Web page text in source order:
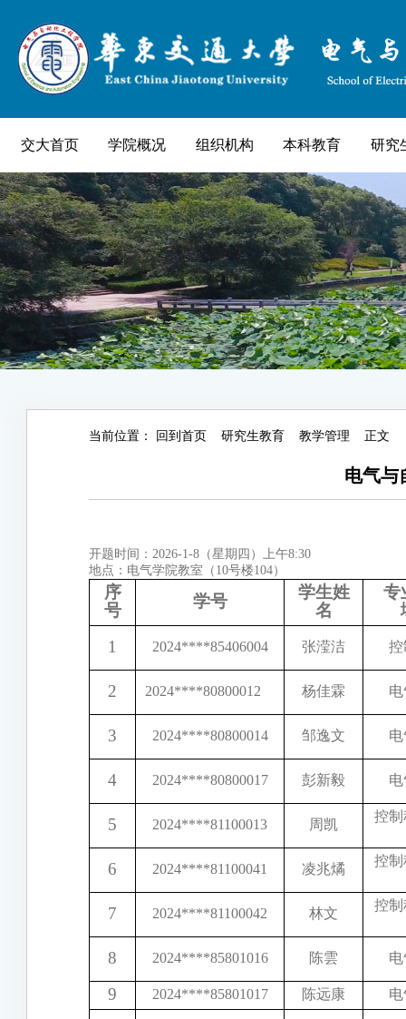
交大首页 学院概况 组织机构 本科教育 研究
当前位置： 回到首页 研究生教育 教学管理 正文
电气与
开题时间：2026-1-8（星期四）上午8:30
地点：电气学院教室（10号楼104）
序
号
学号
学生姓
名
专
1
2024****85406004 张滢洁 控
2 2024****80800012 杨佳霖
3 2024****80800014 邹逸文
4 2024****80800017 彭新毅
5 2024****81100013 周凯
控
6 2024****81100041 凌兆燏
控
7 2024****81100042 林文
控
8 2024****85801016 陈雲
9 2024****85801017 陈远康